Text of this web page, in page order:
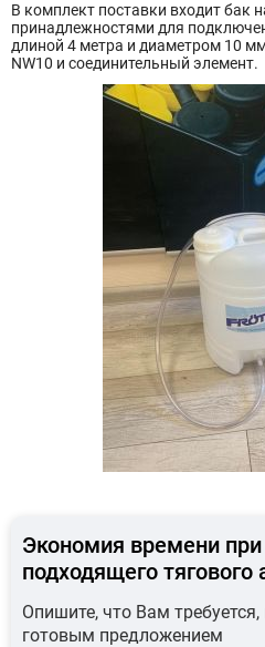
В комплект поставки входит бак
принадлежностями для
длиной 4 метра и диаметром 10
NW10 и соединительный элемент.
Экономия времени
подходящего тягового
Опишите, что Вам
готовым предложением